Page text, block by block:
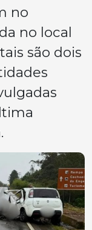
no
no local
são dois